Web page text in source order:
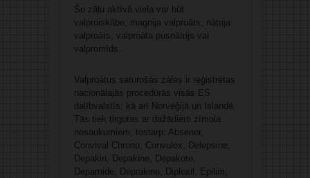
Šo zāļu aktīvā viela var būt
valproiskābe, magnija valproāts, nātrija
valproāts, valproāta pusnātrijs vai
valpromīds.
Valproātus saturošās zāles ir reģistrētas
nacionālajās procedūrās visās ES
dalībvalstīs, kā arī Norvēģijā un Islandē.
Tās tiek tirgotas ar dažādiem zīmola
nosaukumiem, tostarp: Absenor,
Convival Chrono, Convulex, Delepsine,
Depakin, Depakine, Depakote,
Depamide, Deprakine, Diplexil, Epilim,